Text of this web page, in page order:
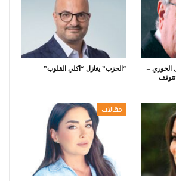
الخوري –
تتوقف
“الحزب” يغازل “آكلي القلوب”
مقالات